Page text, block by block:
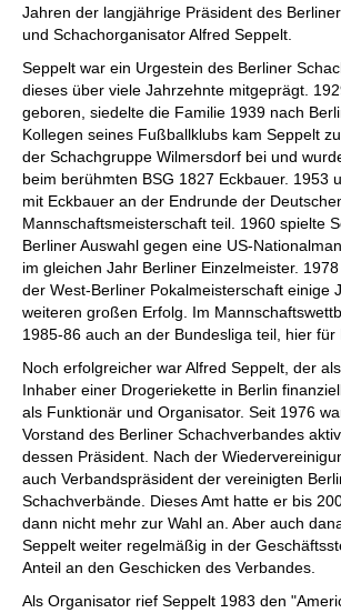
Jahren der langjährige Präsident des
und Schachorganisator Alfred Seppelt.
Seppelt war ein Urgestein des Berliner
dieses über viele Jahrzehnte mitgeprägt.
geboren, siedelte die Familie 1939 nach
Kollegen seines Fußballklubs kam Seppelt
der Schachgruppe Wilmersdorf bei und
beim berühmten BSG 1827 Eckbauer. 1953
mit Eckbauer an der Endrunde der
Mannschaftsmeisterschaft teil. 1960 spielte
Berliner Auswahl gegen eine US-
im gleichen Jahr Berliner Einzelmeister.
der West-Berliner Pokalmeisterschaft einige
weiteren großen Erfolg. Im
1985-86 auch an der Bundesliga teil, hier für
Noch erfolgreicher war Alfred Seppelt, der
Inhaber einer Drogeriekette in Berlin
als Funktionär und Organisator. Seit 1976
Vorstand des Berliner Schachverbandes
dessen Präsident. Nach der
auch Verbandspräsident der vereinigten
Schachverbände. Dieses Amt hatte er bis
dann nicht mehr zur Wahl an. Aber auch
Seppelt weiter regelmäßig in der
Anteil an den Geschicken des Verbandes.
Als Organisator rief Seppelt 1983 den